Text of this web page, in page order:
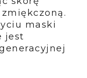
maski
jest